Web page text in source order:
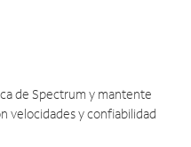
de Spectrum y mantente
velocidades y confiabilidad